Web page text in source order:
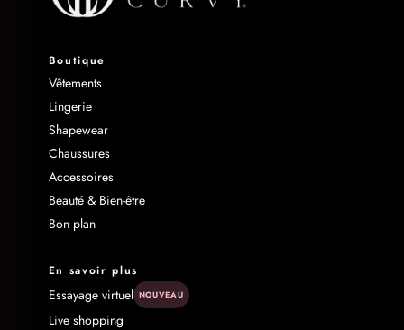
Boutique
Vêtements
Lingerie
Shapewear
Chaussures
Accessoires
Beauté & Bien-être
Bon plan
En savoir plus
Essayage virtuel NOUVEAU
Live shopping